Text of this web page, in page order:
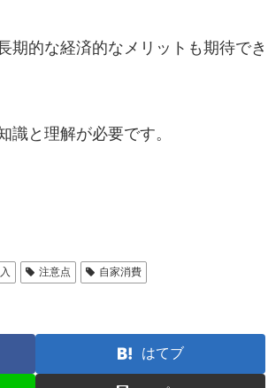
期的な経済的なメリットも期待でき
識と理解が必要です。
注意点 自家消費
はてブ